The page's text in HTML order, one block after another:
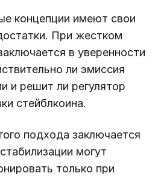
концепции имеют свои
При жестком
в уверенности
ли эмиссия
и решит ли регулятор
стейблкоина.
подхода заключается
могут
только при